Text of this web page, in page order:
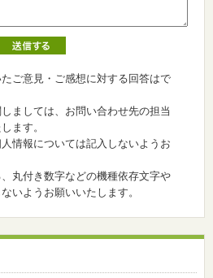
ご意見・ご感想に対する回答はで
ましては、お問い合わせ先の担当
ます。
情報については記入しないようお
丸付き数字などの機種依存文字や
いようお願いいたします。